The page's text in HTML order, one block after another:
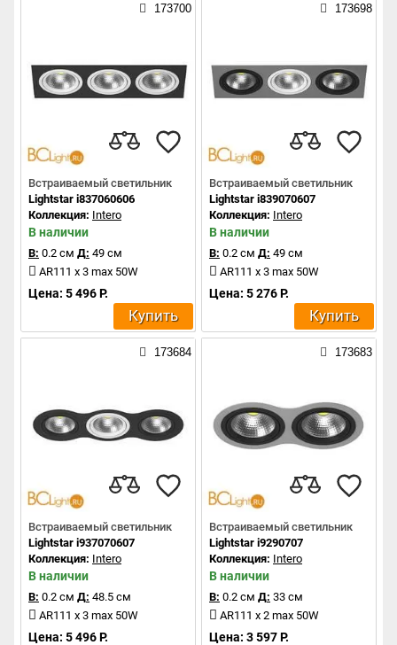
173700
Встраиваемый светильник
Lightstar i837060606
Коллекция: Intero
В наличии
В: 0.2 см Д: 49 см
AR111 x 3 max 50W
Цена: 5 496 Р.
Купить
173698
Встраиваемый светильник
Lightstar i839070607
Коллекция: Intero
В наличии
В: 0.2 см Д: 49 см
AR111 x 3 max 50W
Цена: 5 276 Р.
Купить
173684
Встраиваемый светильник
Lightstar i937070607
Коллекция: Intero
В наличии
В: 0.2 см Д: 48.5 см
AR111 x 3 max 50W
Цена: 5 496 Р.
173683
Встраиваемый светильник
Lightstar i9290707
Коллекция: Intero
В наличии
В: 0.2 см Д: 33 см
AR111 x 2 max 50W
Цена: 3 597 Р.